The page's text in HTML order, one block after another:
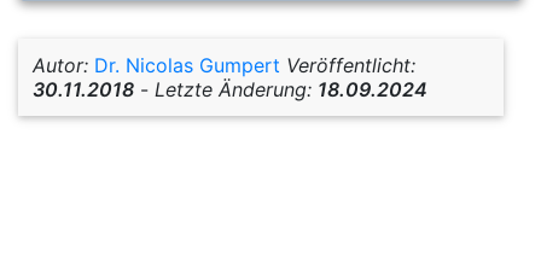
Autor: Dr. Nicolas Gumpert Veröffentlicht:
30.11.2018 - Letzte Änderung: 18.09.2024